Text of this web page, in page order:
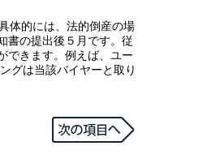
体的には、法的倒産の場
書の提出後５月です。従
できます。例えば、ユー
グは当該バイヤーと取り